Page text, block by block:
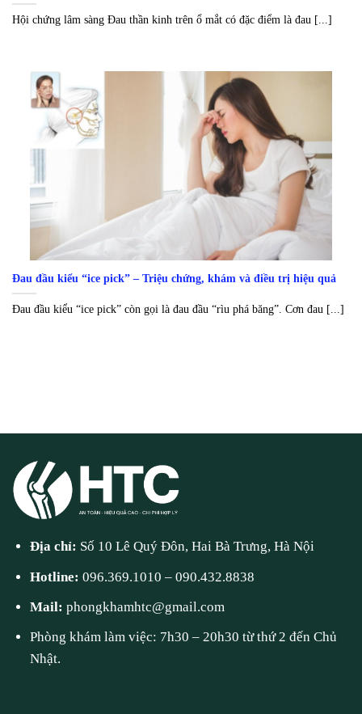
Hội chứng lâm sàng Đau thần kinh trên ổ mắt có đặc điểm là đau [...]
Đau đầu kiểu “ice pick” – Triệu chứng, khám và điều trị hiệu quả
Đau đầu kiểu “ice pick” còn gọi là đau đầu “rìu phá băng”. Cơn đau [...]
Địa chỉ: Số 10 Lê Quý Đôn, Hai Bà Trưng, Hà Nội
Hotline:096.369.1010 –090.432.8838
Mail:phongkhamhtc@gmail.com
Phòng khám làm việc: 7h30 – 20h30 từ thứ 2 đến Chủ
Nhật.